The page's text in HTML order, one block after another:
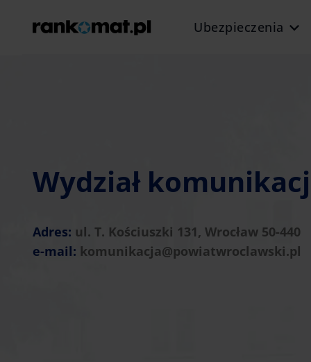
Ubezpieczenia
Wydział
Adres: ul. T. Kościuszki 131, Wrocław 50-440
e-mail: komunikacja@powiatwroclawski.pl